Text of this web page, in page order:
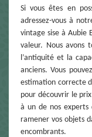
Si vous êtes en
adressez-vous à
vintage sise à Aubie
valeur. Nous avons
l’antiquité et la
anciens. Vous
estimation correcte
pour découvrir le
à un de nos experts
ramener vos objets
encombrants.